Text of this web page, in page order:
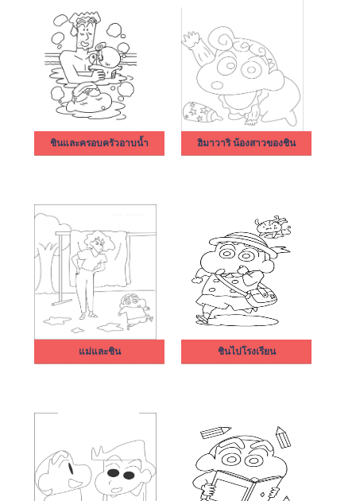
ชินและครอบครัวอาบน้ำ ฮิมาวาริ น้องสาวของชิน
แม่และชิน ชินไปโรงเรียน